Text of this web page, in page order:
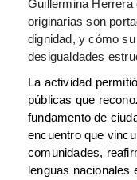
Guillermina
originarias son
dignidad, y cómo
desigualdades
La actividad
públicas que
fundamento de
encuentro que
comunidades,
lenguas nacionales